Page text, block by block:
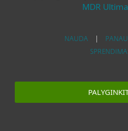
MDR
NAUDA